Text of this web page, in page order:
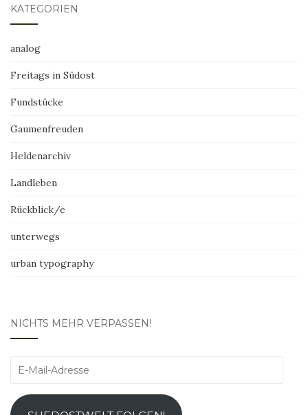
KATEGORIEN
analog
Freitags in Südost
Fundstücke
Gaumenfreuden
Heldenarchiv
Landleben
Rückblick/e
unterwegs
urban typography
NICHTS MEHR VERPASSEN!
E-
Adresse